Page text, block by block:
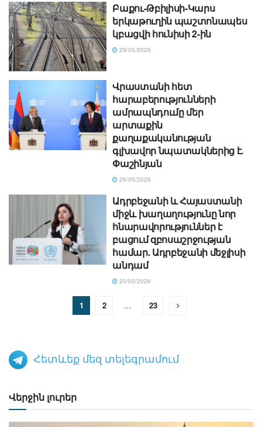
Բաքու-Թբիլիսի-Կարս
երկաթուղին պաշտոնապես
կբացվի հունիսի 2-ին
29/05/2026
Վրաստանի հետ
հարաբերությունների
ամրապնդումը մեր
արտաքին
քաղաքականության
գլխավոր նպատակներից է.
Փաշինյան
26/05/2026
Ադրբեջանի և Հայաստանի
միջև խաղաղությունը նոր
հնարավորություններ է
բացում զբոսաշրջության
համար. Ադրբեջանի մեջլիսի
անդամ
20/05/2026
1 2 … 23
Հետևեք մեզ տելեգրամում
Վերջին լուրեր